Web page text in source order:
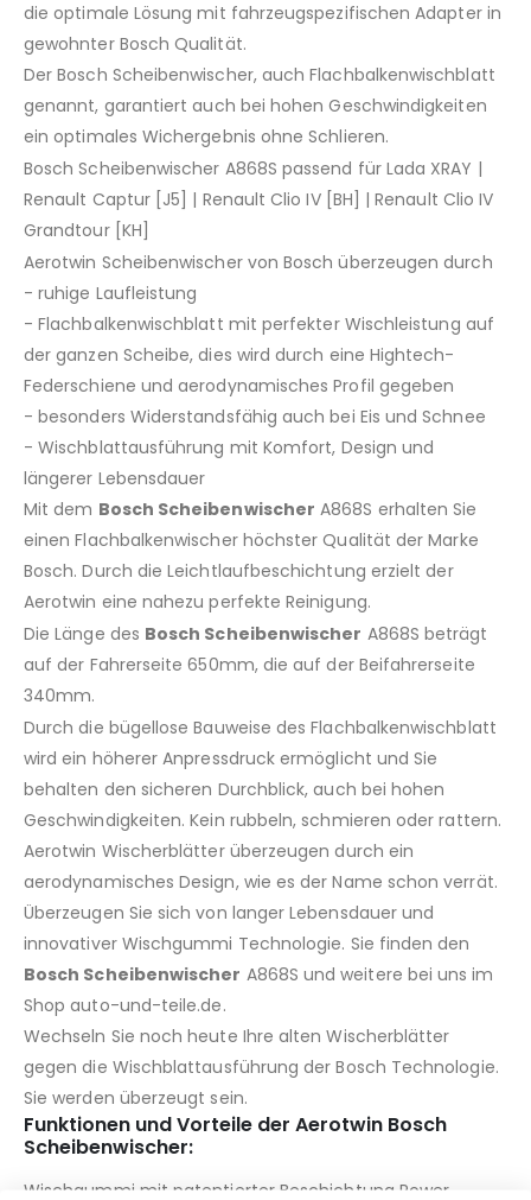
die optimale Lösung mit fahrzeugspezifischen Adapter in
gewohnter Bosch Qualität.
Der Bosch Scheibenwischer, auch Flachbalkenwischblatt
genannt, garantiert auch bei hohen Geschwindigkeiten
ein optimales Wichergebnis ohne Schlieren.
Bosch Scheibenwischer A868S passend für Lada XRAY |
Renault Captur [J5] | Renault Clio IV [BH] | Renault Clio IV
Grandtour [KH]
Aerotwin Scheibenwischer von Bosch überzeugen durch
- ruhige Laufleistung
- Flachbalkenwischblatt mit perfekter Wischleistung auf
der ganzen Scheibe, dies wird durch eine Hightech-
Federschiene und aerodynamisches Profil gegeben
- besonders Widerstandsfähig auch bei Eis und Schnee
- Wischblattausführung mit Komfort, Design und
längerer Lebensdauer
Mit dem Bosch Scheibenwischer A868S erhalten Sie
einen Flachbalkenwischer höchster Qualität der Marke
Bosch. Durch die Leichtlaufbeschichtung erzielt der
Aerotwin eine nahezu perfekte Reinigung.
Die Länge des Bosch Scheibenwischer A868S beträgt
auf der Fahrerseite 650mm, die auf der Beifahrerseite
340mm.
Durch die bügellose Bauweise des Flachbalkenwischblatt
wird ein höherer Anpressdruck ermöglicht und Sie
behalten den sicheren Durchblick, auch bei hohen
Geschwindigkeiten. Kein rubbeln, schmieren oder rattern.
Aerotwin Wischerblätter überzeugen durch ein
aerodynamisches Design, wie es der Name schon verrät.
Überzeugen Sie sich von langer Lebensdauer und
innovativer Wischgummi Technologie. Sie finden den
Bosch Scheibenwischer A868S und weitere bei uns im
Shop auto-und-teile.de.
Wechseln Sie noch heute Ihre alten Wischerblätter
gegen die Wischblattausführung der Bosch Technologie.
Sie werden überzeugt sein.
Funktionen und Vorteile der Aerotwin Bosch
Scheibenwischer:
Wischgummi mit patentierter Beschichtung Power